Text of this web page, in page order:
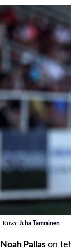
Kuva: Juha Tamminen
Noah Pallas on